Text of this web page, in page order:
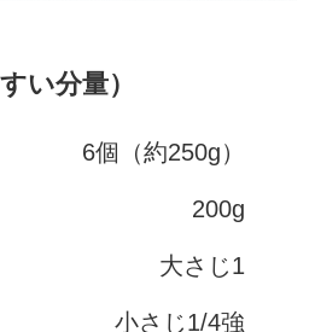
い分量）
6個（約250g）
200g
大さじ1
小さじ1/4強